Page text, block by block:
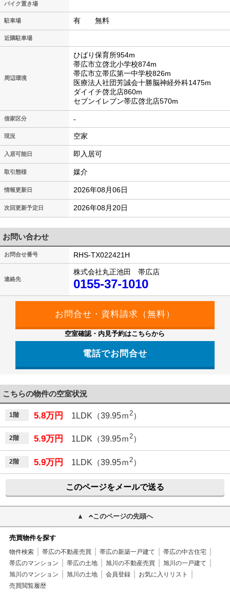
バイク置き場
駐車場 有 無料
近隣駐車場
周辺環境
ひばり保育所954m
帯広市立啓北小学校874m
帯広市立帯広第一中学校826m
医療法人社団芳誠会十勝脳神経外科1475m
ダイイチ啓北店860m
セブンイレブン帯広啓北店570m
借家区分 -
現況 空家
入居可能日 即入居可
取引態様 媒介
情報更新日 2026年08月06日
次回更新予定日 2026年08月20日
お問い合わせ
お問合せ番号 RHS-TX022421H
連絡先
株式会社丸正池田 帯広店
0155-37-1010
空室確認・内見予約はこちらから
電話でお問合せ
こちらの物件の空室状況
1階 5.8万円 1LDK（39.95ｍ2）
2階 5.9万円 1LDK（39.95ｍ2）
2階 5.9万円 1LDK（39.95ｍ 2）
このページをメールで送る
このページの先頭へ
売買物件を探す
物件検索 帯広の不動産売買 帯広の新築一戸建て
帯広の中古住宅
帯広のマンション
帯広の土地 旭川の不動産売買
旭川の一戸建て
旭川のマンション
旭川の土地 会員登録
お気に入りリスト
売買閲覧履歴